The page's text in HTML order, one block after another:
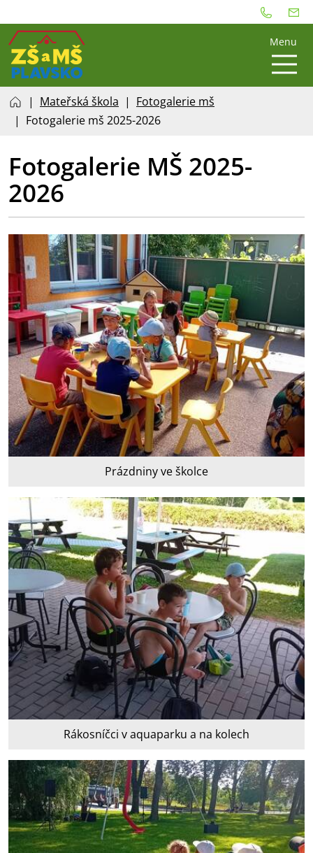
Menu
Mateřská škola
Fotogalerie mš
Fotogalerie mš 2025-2026
Fotogalerie MŠ 2025-
2026
Prázdniny ve školce
Rákosníčci v aquaparku a na kolech